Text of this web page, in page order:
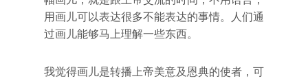
用画儿可以表达很多不能表达的事情。人们通
过画儿能够马上理解一些东西。
我觉得画儿是转播上帝美意及恩典的使者，可